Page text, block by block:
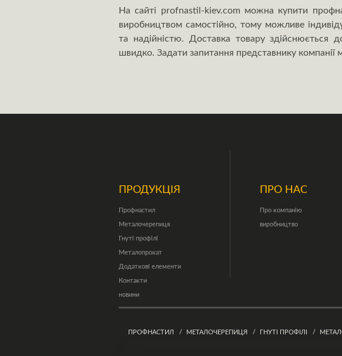
На сайті profnastil-kiev.com можна купити
виробництвом самостійно, тому можливе
та надійністю. Доставка товару здійснюється
швидко. Задати запитання представнику
ПРОДУКЦІЯ
Профнастил
Металочерепиця
Гнуті профілі
Металопрокат
Додаткові елементи
Контакти
новини
ПРО НАС
Про компанію
виробництво
ПРОФНАСТИЛ МЕТАЛОЧЕРЕПИЦЯ ГНУТІ ПРОФІЛІ